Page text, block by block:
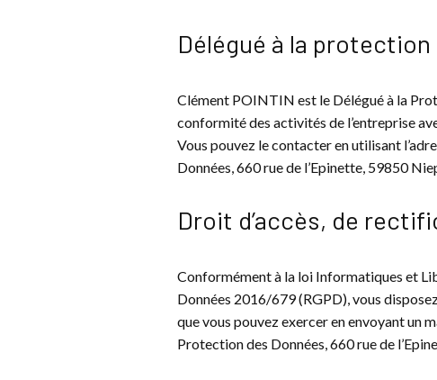
Délégué à la
Clément POINTIN est le Délégué à la
conformité des activités de l’entreprise
Vous pouvez le contacter en utilisant
Données, 660 rue de l’Epinette, 59850
Droit d’accès, de
Conformément à la loi Informatiques et
Données 2016/679 (RGPD), vous
que vous pouvez exercer en envoyant un
Protection des Données, 660 rue de